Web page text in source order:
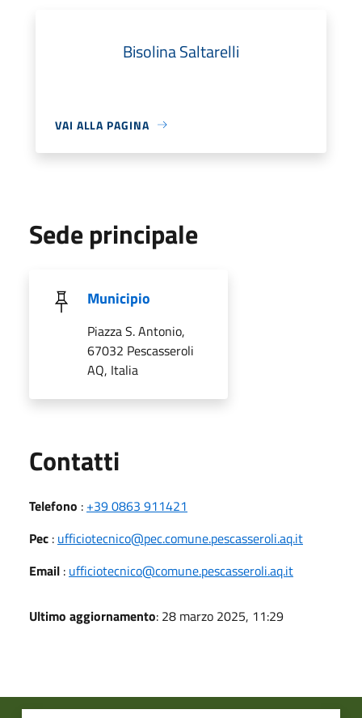
Bisolina Saltarelli
VAI ALLA PAGINA
Sede principale
Municipio
Piazza S. Antonio,
67032 Pescasseroli
AQ, Italia
Contatti
Telefono : +39 0863 911421
Pec : ufficiotecnico@pec.comune.pescasseroli.aq.it
Email : ufficiotecnico@comune.pescasseroli.aq.it
Ultimo aggiornamento: 28 marzo 2025, 11:29